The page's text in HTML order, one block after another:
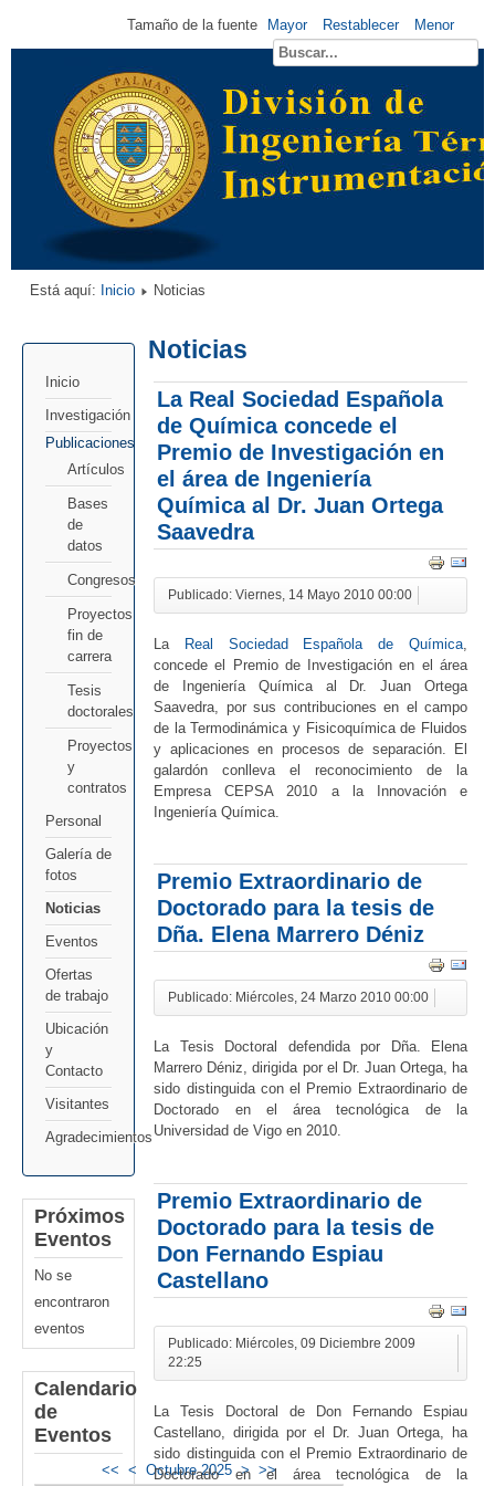
Tamaño de la fuente Mayor Restablecer Menor
Está aquí: Inicio Noticias
Inicio
Investigación
Publicaciones
Artículos
Bases
de
datos
Congresos
Proyectos
fin de
carrera
Tesis
doctorales
Proyectos
y
contratos
Personal
Galería de
fotos
Noticias
Eventos
Ofertas
de trabajo
Ubicación
y
Contacto
Visitantes
Agradecimientos
Próximos
Eventos
No se
encontraron
eventos
Calendario
de
Eventos
<< < Octubre 2025 > >>
Noticias
La Real Sociedad Española
de Química concede el
Premio de Investigación en
el área de Ingeniería
Química al Dr. Juan Ortega
Saavedra
Publicado: Viernes, 14 Mayo 2010 00:00
La Real Sociedad Española de Química,
concede el Premio de Investigación en el área
de Ingeniería Química al Dr. Juan Ortega
Saavedra, por sus contribuciones en el campo
de la Termodinámica y Fisicoquímica de Fluidos
y aplicaciones en procesos de separación. El
galardón conlleva el reconocimiento de la
Empresa CEPSA 2010 a la Innovación e
Ingeniería Química.
Premio Extraordinario de
Doctorado para la tesis de
Dña. Elena Marrero Déniz
Publicado: Miércoles, 24 Marzo 2010 00:00
La Tesis Doctoral defendida por Dña. Elena
Marrero Déniz, dirigida por el Dr. Juan Ortega, ha
sido distinguida con el Premio Extraordinario de
Doctorado en el área tecnológica de la
Universidad de Vigo en 2010.
Premio Extraordinario de
Doctorado para la tesis de
Don Fernando Espiau
Castellano
Publicado: Miércoles, 09 Diciembre 2009
22:25
La Tesis Doctoral de Don Fernando Espiau
Castellano, dirigida por el Dr. Juan Ortega, ha
sido distinguida con el Premio Extraordinario de
Doctorado en el área tecnológica de la